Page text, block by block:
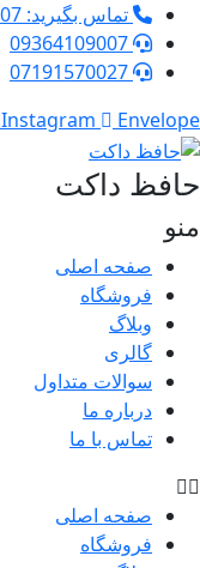
تماس بگیرید: 09173079007
09364109007
07191570027
Instagram Envelope
حافظ داکت
منو
صفحه اصلی
فروشگاه
وبلاگ
گالری
سوالات متداول
درباره ما
تماس با ما
صفحه اصلی
فروشگاه